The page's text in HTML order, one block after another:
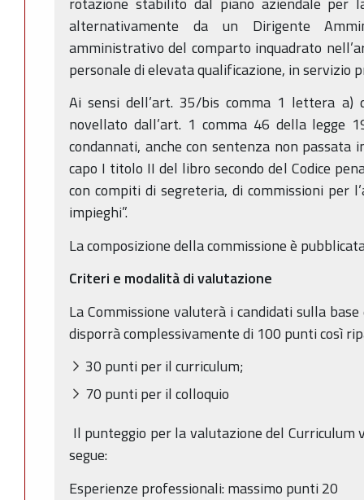
alternativamente da un Dirigente
amministrativo del comparto inquadrato
personale di elevata qualificazione, in servizio
Ai sensi dell’art. 35/bis comma 1 lettera a)
novellato dall’art. 1 comma 46 della legge
condannati, anche con sentenza non
capo I titolo II del libro secondo del Codice
con compiti di segreteria, di commissioni per
impieghi”.
La composizione della commissione è
Criteri e modalità di valutazione
La Commissione valuterà i candidati sulla
disporrà complessivamente di 100 punti così
30 punti per il curriculum;
70 punti per il colloquio
Il punteggio per la valutazione del
segue:
Esperienze professionali: massimo punti 20